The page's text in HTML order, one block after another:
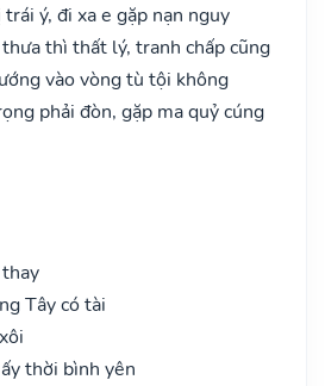
ý, đi xa e gặp nạn nguy
thì thất lý, tranh chấp cũng
vào vòng tù tội không
phải đòn, gặp ma quỷ cúng
Tây có tài
thời bình yên